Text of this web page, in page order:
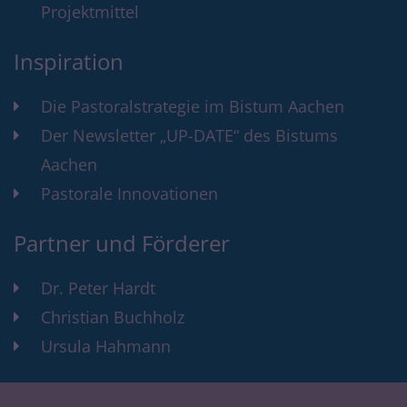
Projektmittel
Inspiration
Die Pastoralstrategie im Bistum Aachen
Der Newsletter „UP-DATE“ des Bistums
Aachen
Pastorale Innovationen
Partner und Förderer
Dr. Peter Hardt
Christian Buchholz
Ursula Hahmann